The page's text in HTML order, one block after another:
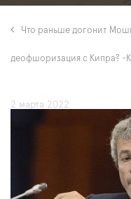
Что раньше догонит
деофшоризация с Кипра? -
2 марта 2022